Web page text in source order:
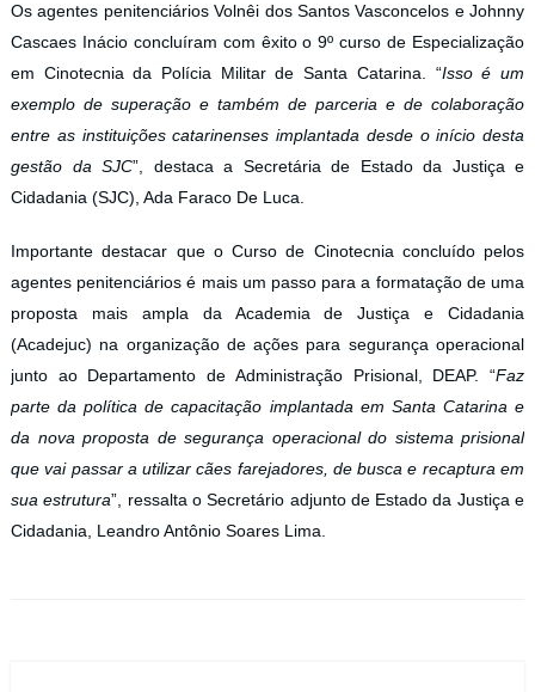
Os agentes penitenciários Volnêi dos Santos Vasconcelos e Johnny
Cascaes Inácio concluíram com êxito o 9º curso de Especialização
em Cinotecnia da Polícia Militar de Santa Catarina. “Isso é um
exemplo de superação e também de parceria e de colaboração
entre as instituições catarinenses implantada desde o início desta
gestão da SJC”, destaca a Secretária de Estado da Justiça e
Cidadania (SJC), Ada Faraco De Luca.
Importante destacar que o Curso de Cinotecnia concluído pelos
agentes penitenciários é mais um passo para a formatação de uma
proposta mais ampla da Academia de Justiça e Cidadania
(Acadejuc) na organização de ações para segurança operacional
junto ao Departamento de Administração Prisional, DEAP. “Faz
parte da política de capacitação implantada em Santa Catarina e
da nova proposta de segurança operacional do sistema prisional
que vai passar a utilizar cães farejadores, de busca e recaptura em
sua estrutura”, ressalta o Secretário adjunto de Estado da Justiça e
Cidadania, Leandro Antônio Soares Lima.